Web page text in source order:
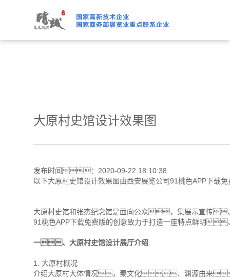
91桃色APP下载免费版,91
大原村史馆设计效果图
发布时间：2020-09-22 18:10:38
以下大原村史馆设计效果图由西安展览公司91桃色APP下载
大原村史馆和张杰纪念馆是面向公众，集展示宣传
91桃色APP下载免费版的创意致力于打造一座特点鲜明
一、大原村史馆设计展厅介绍
1. 大原村概况
介绍大原村大体情况，秦文化、渊源由来